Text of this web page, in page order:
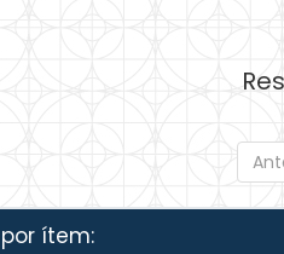
ítem: